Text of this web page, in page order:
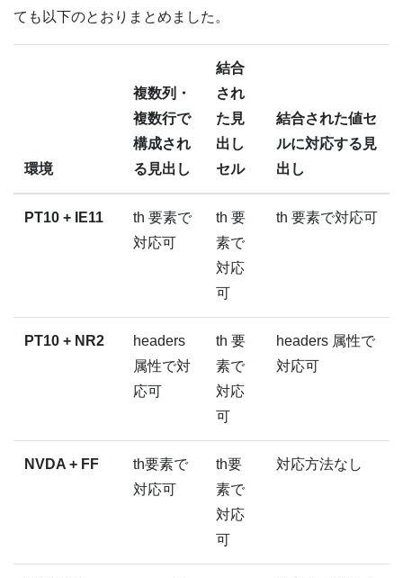
ても以下のとおりまとめました。
環境
複数列・
複数行で
構成され
る見出し
結合
され
た見
出し
セル
結合された値セ
ルに対応する見
出し
PT10 + IE11
th 要素で
対応可
th 要
素で
対応
可
th 要素で対応可
PT10 + NR2
headers
属性で対
応可
th 要
素で
対応
可
headers 属性で
対応可
NVDA + FF
th要素で
対応可
th要
素で
対応
可
対応方法なし